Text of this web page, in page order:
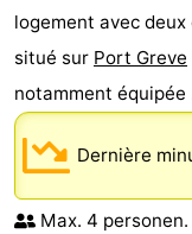
logement avec
situé sur Port Greve
notamment équipée
Dernière
Max. 4 personen.